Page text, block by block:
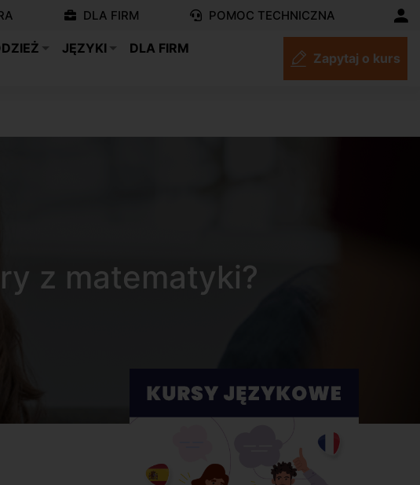
DLA FIRM POMOC TECHNICZNA
JĘZYKI
DLA FIRM
Zapytaj o kurs
z matematyki?